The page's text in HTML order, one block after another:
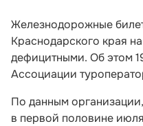
Железнодорожные
Краснодарского края
дефицитными. Об этом
Ассоциации
По данным
в первой половине